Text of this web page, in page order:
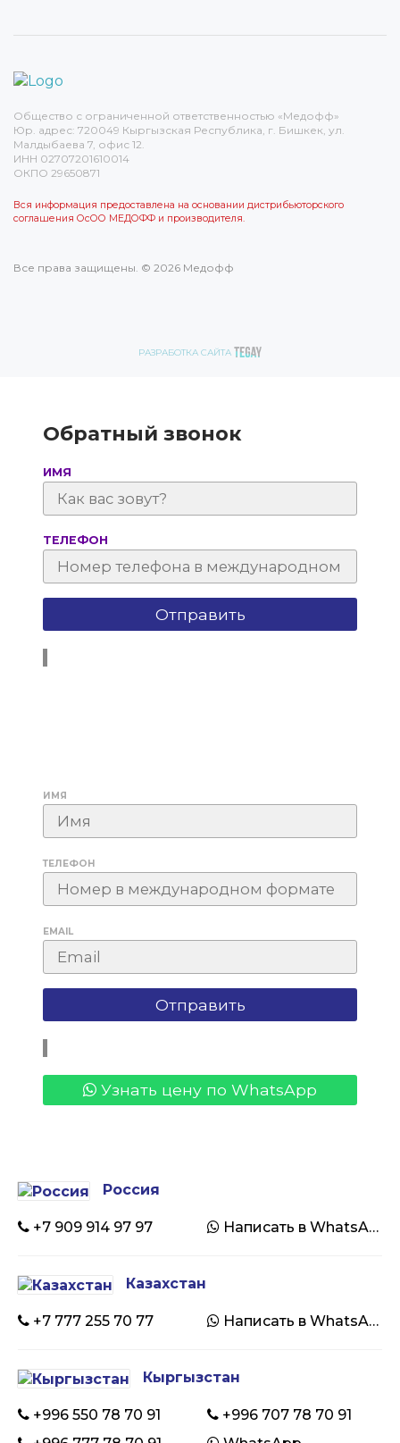
Общество с ограниченной ответственностью «Медофф»
Юр. адрес: 720049 Кыргызская Республика, г. Бишкек, ул.
Малдыбаева 7, офис 12.
ИНН 02707201610014
ОКПО 29650871
Вся информация предоставлена на основании дистрибьюторского
соглашения ОсОО МЕДОФФ и производителя.
Все права защищены. © 2026 Медофф
РАЗРАБОТКА САЙТА
Обратный звонок
ИМЯ
ТЕЛЕФОН
ИМЯ
ТЕЛЕФОН
EMAIL
Узнать цену по WhatsApp
Россия
+7 909 914 97 97 Написать в WhatsApp
Казахстан
+7 777 255 70 77 Написать в WhatsApp
Кыргызстан
+996 550 78 70 91
+996 707 78 70 91